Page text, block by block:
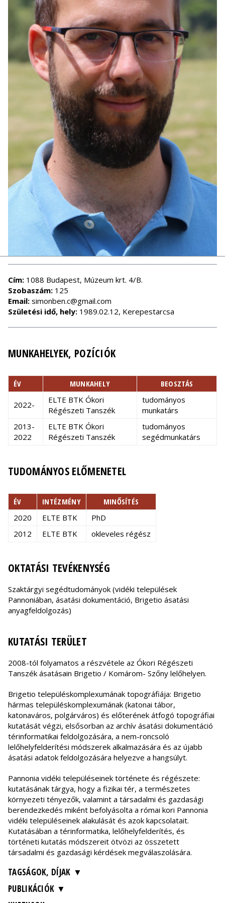
Cím: 1088 Budapest, Múzeum krt. 4/B.
Szobaszám: 125
Email: simonben.c@gmail.com
Születési idő, hely: 1989.02.12, Kerepestarcsa
MUNKAHELYEK, POZÍCIÓK
ÉV MUNKAHELY BEOSZTÁS
2022-
ELTE BTK Ókori
Régészeti Tanszék
tudományos
munkatárs
2013-
2022
ELTE BTK Ókori
Régészeti Tanszék
tudományos
segédmunkatárs
TUDOMÁNYOS ELŐMENETEL
ÉV INTÉZMÉNY
MINŐSÍTÉS
2020
ELTE BTK
PhD
2012
ELTE BTK okleveles régész
OKTATÁSI TEVÉKENYSÉG
Szaktárgyi segédtudományok (vidéki települések
Pannoniában, ásatási dokumentáció, Brigetio ásatási
anyagfeldolgozás)
KUTATÁSI TERÜLET
2008-tól folyamatos a részvétele az Ókori Régészeti
Tanszék ásatásain Brigetio / Komárom- Szőny lelőhelyen.
Brigetio településkomplexumának topográfiája: Brigetio
hármas településkomplexumának (katonai tábor,
katonaváros, polgárváros) és előterének átfogó topográfiai
kutatását végzi, elsősorban az archív ásatási dokumentáció
térinformatikai feldolgozására, a nem-roncsoló
lelőhelyfelderítési módszerek alkalmazására és az újabb
ásatási adatok feldolgozására helyezve a hangsúlyt.
Pannonia vidéki településeinek története és régészete:
kutatásának tárgya, hogy a fizikai tér, a természetes
környezeti tényezők, valamint a társadalmi és gazdasági
berendezkedés miként befolyásolta a római kori Pannonia
vidéki településeinek alakulását és azok kapcsolatait.
Kutatásában a térinformatika, lelőhelyfelderítés, és
történeti kutatás módszereit ötvözi az összetett
társadalmi és gazdasági kérdések megválaszolására.
TAGSÁGOK, DÍJAK
PUBLIKÁCIÓK